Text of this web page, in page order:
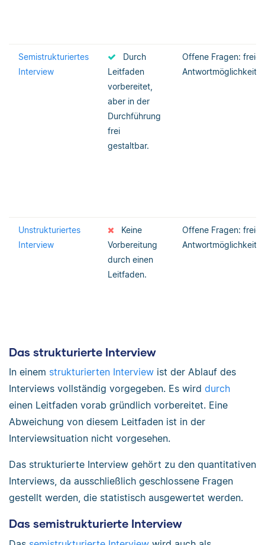
Semistrukturiertes
Interview
Durch
Leitfaden
vorbereitet,
aber in der
Durchführung
frei
gestaltbar.
Offene Fragen: freie
Unstrukturiertes
Interview
Keine
Vorbereitung
durch einen
Leitfaden.
Offene Fragen: freie
Das strukturierte Interview
In einem strukturierten Interview ist der Ablauf des
Interviews vollständig vorgegeben. Es wird durch
einen Leitfaden vorab gründlich vorbereitet. Eine
Abweichung von diesem Leitfaden ist in der
Interviewsituation nicht vorgesehen.
Das strukturierte Interview gehört zu den quantitativen
Interviews, da ausschließlich geschlossene Fragen
gestellt werden, die statistisch ausgewertet werden.
Das semistrukturierte Interview